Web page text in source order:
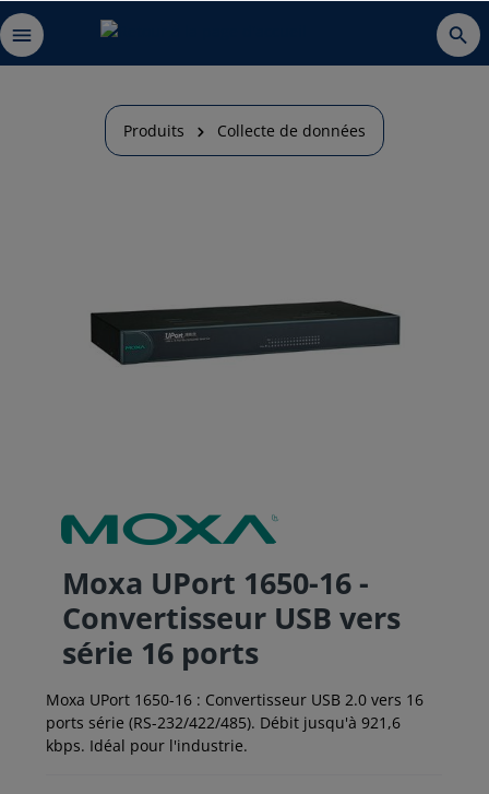
Produits Collecte de données
Moxa UPort 1650-16 -
Convertisseur USB vers
série 16 ports
Moxa UPort 1650-16 : Convertisseur USB 2.0 vers 16
ports série (RS-232/422/485). Débit jusqu'à 921,6
kbps. Idéal pour l'industrie.